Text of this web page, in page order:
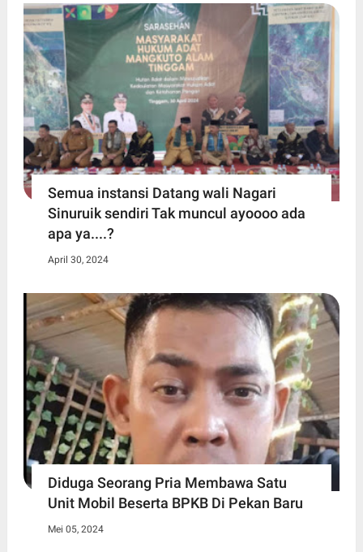
Semua instansi Datang wali Nagari
Sinuruik sendiri Tak muncul ayoooo ada
apa ya....?
April 30, 2024
Diduga Seorang Pria Membawa Satu
Unit Mobil Beserta BPKB Di Pekan Baru
Mei 05, 2024